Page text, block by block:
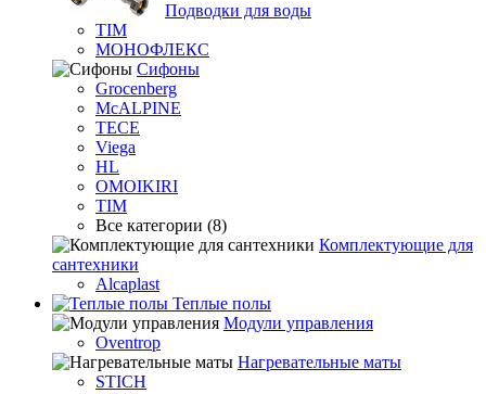
Подводки для воды
TIM
МОНОФЛЕКС
Сифоны
Grocenberg
McALPINE
TECE
Viega
HL
OMOIKIRI
TIM
Все категории (8)
Комплектующие для
сантехники
Alcaplast
Теплые полы
Модули управления
Oventrop
Нагревательные маты
STICH